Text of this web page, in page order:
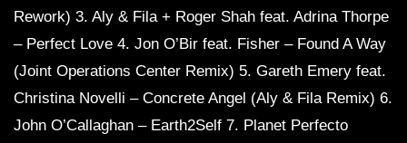
Rework) 3. Aly & Fila + Roger Shah feat. Adrina Thorpe
– Perfect Love 4. Jon O’Bir feat. Fisher – Found A Way
(Joint Operations Center Remix) 5. Gareth Emery feat.
Christina Novelli – Concrete Angel (Aly & Fila Remix) 6.
John O’Callaghan – Earth2Self 7. Planet Perfecto